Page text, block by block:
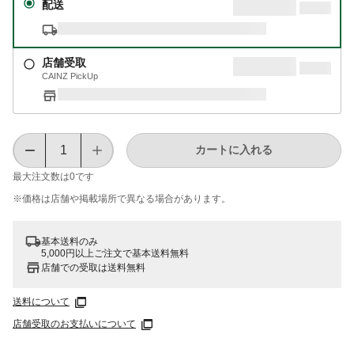
配送
店舗受取
CAINZ PickUp
最大注文数は0です
カートに入れる
※価格は​店舗や​掲載場所で​異なる​場合が​あります。
基本送料のみ
5,000円以上ご注文で基本送料無料
店舗での受取は送料無料
送料について
店舗受取のお支払いについて